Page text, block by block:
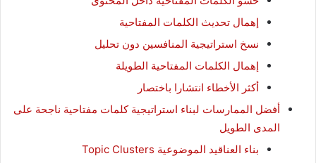
إهمال تحديث الكلمات المفتاحية
نسخ استراتيجية المنافسين دون تحليل
إهمال الكلمات المفتاحية الطويلة
أكثر الأخطاء انتشارا باختصار
أفضل الممارسات لبناء استراتيجية كلمات مفتاحية ناجحة على
المدى الطويل
بناء العناقيد الموضوعية Topic Clusters